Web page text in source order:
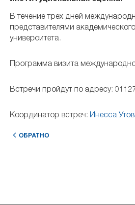
В течение трех дней
представителями
университета.
Программа визита
Встречи пройдут по адресу:
Координатор встреч: Инесcа
ОБРАТНО